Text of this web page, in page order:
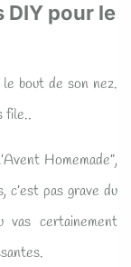
DIY pour le
bout de son nez.
file..
Homemade”,
c’est pas grave du
certainement